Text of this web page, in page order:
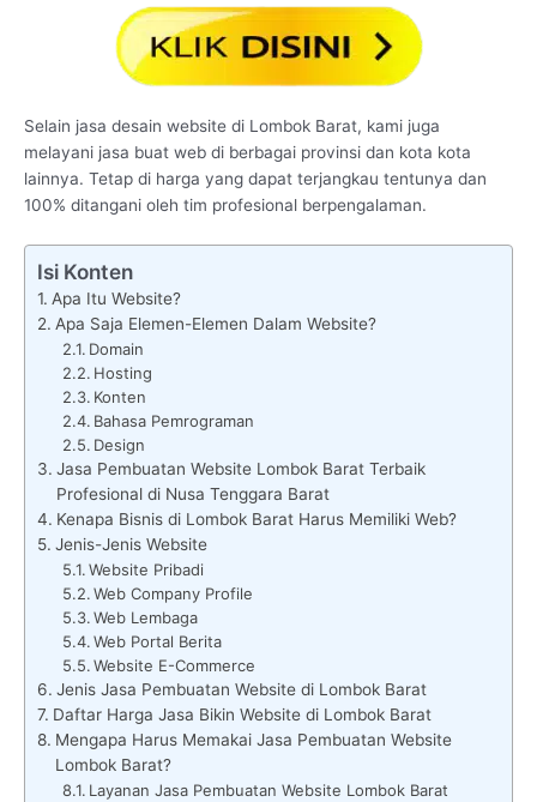
Selain jasa desain website di Lombok Barat, kami juga
melayani jasa buat web di berbagai provinsi dan kota kota
lainnya. Tetap di harga yang dapat terjangkau tentunya dan
100% ditangani oleh tim profesional berpengalaman.
Isi Konten
Apa Itu Website?
Apa Saja Elemen-Elemen Dalam Website?
Domain
Hosting
Konten
Bahasa Pemrograman
Design
Jasa Pembuatan Website Lombok Barat Terbaik
Profesional di Nusa Tenggara Barat
Kenapa Bisnis di Lombok Barat Harus Memiliki Web?
Jenis-Jenis Website
Website Pribadi
Web Company Profile
Web Lembaga
Web Portal Berita
Website E-Commerce
Jenis Jasa Pembuatan Website di Lombok Barat
Daftar Harga Jasa Bikin Website di Lombok Barat
Mengapa Harus Memakai Jasa Pembuatan Website
Lombok Barat?
Layanan Jasa Pembuatan Website Lombok Barat